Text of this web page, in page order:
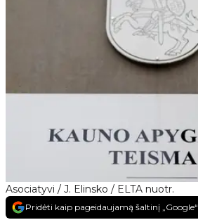
Asociatyvi / J. Elinsko / ELTA nuotr.
Pridėti kaip pageidaujamą šaltinį „Google“